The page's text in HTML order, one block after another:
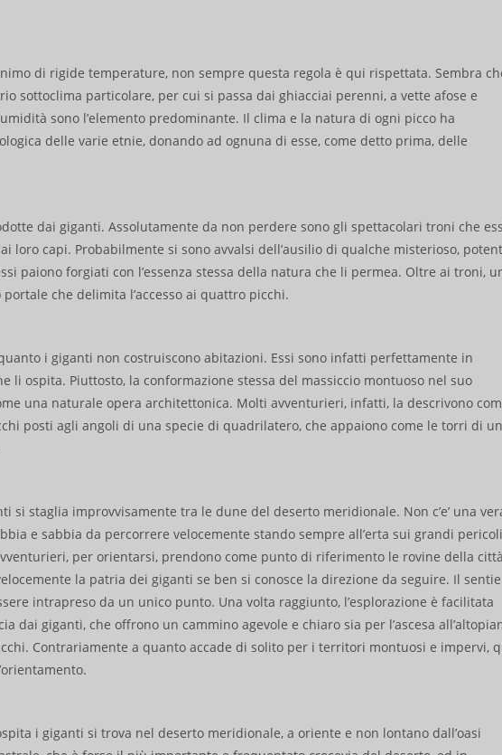
di rigide temperature, non sempre questa regola è qui rispettata. Sembra
sottoclima particolare, per cui si passa dai ghiacciai perenni, a vette afose e
sono l’elemento predominante. Il clima e la natura di ogni picco ha
delle varie etnie, donando ad ognuna di esse, come detto prima, delle
dai giganti. Assolutamente da non perdere sono gli spettacolari troni che
loro capi. Probabilmente si sono avvalsi dell’ausilio di qualche misterioso,
paiono forgiati con l’essenza stessa della natura che li permea. Oltre ai troni,
che delimita l’accesso ai quattro picchi.
i giganti non costruiscono abitazioni. Essi sono infatti perfettamente in
li ospita. Piuttosto, la conformazione stessa del massiccio montuoso nel suo
una naturale opera architettonica. Molti avventurieri, infatti, la descrivono
posti agli angoli di una specie di quadrilatero, che appaiono come le torri di un
si staglia improvvisamente tra le dune del deserto meridionale. Non c’e’ una
e sabbia da percorrere velocemente stando sempre all’erta sui grandi pericoli
per orientarsi, prendono come punto di riferimento le rovine della
la patria dei giganti se ben si conosce la direzione da seguire. Il
intrapreso da un unico punto. Una volta raggiunto, l’esplorazione è facilitata
dai giganti, che offrono un cammino agevole e chiaro sia per l’ascesa
Contrariamente a quanto accade di solito per i territori montuosi e impervi,
i giganti si trova nel deserto meridionale, a oriente e non lontano dall’oasi